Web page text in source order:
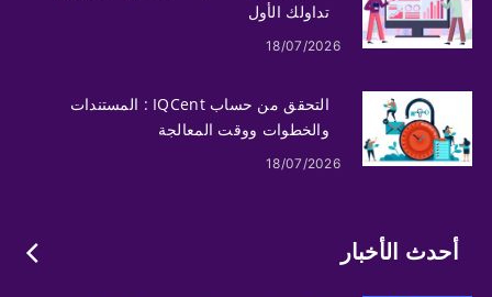
تداولك الأول
18/07/2026
التحقق من حساب IQCent : المستندات
والخطوات ووقت المعالجة
18/07/2026
أحدث الأخبار